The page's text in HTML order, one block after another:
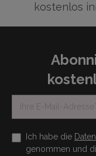
kostenlos
Ich habe die
genommen und